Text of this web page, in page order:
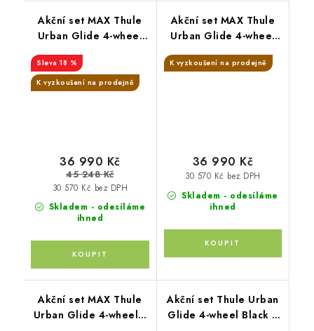
Akční set MAX Thule
Urban Glide 4-wheel
Black + Joie
18 %
K vyzkoušení na prodejně
Skladem - odesíláme
ihned
30 570 Kč bez DPH
36 990 Kč
45 248 Kč
Akční set MAX Thule
Urban Glide 4-wheel
Soft Beige + Joie
K vyzkoušení na prodejně
Skladem - odesíláme
ihned
30 570 Kč bez DPH
36 990 Kč
Akční set MAX Thule
Urban Glide 4-wheel s
Akční set Thule Urban
Glide 4-wheel Black +